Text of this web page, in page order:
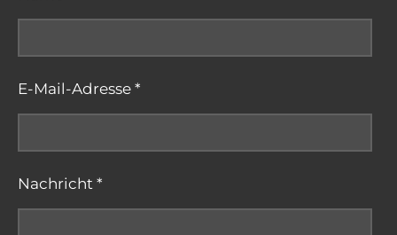
E-Mail-Adresse *
Nachricht *